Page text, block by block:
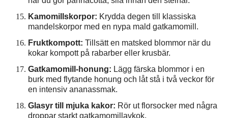
Kamomillskorpor: Krydda degen till klassiska
mandelskorpor med en nypa mald gatkamomill.
Fruktkompott: Tillsätt en matsked blommor när du
kokar kompott på rabarber eller krusbär.
Gatkamomill-honung: Lägg färska blommor i en
burk med flytande honung och låt stå i två veckor för
en intensiv ananassmak.
Glasyr till mjuka kakor: Rör ut florsocker med några
droppar starkt gatkamomillavkok.